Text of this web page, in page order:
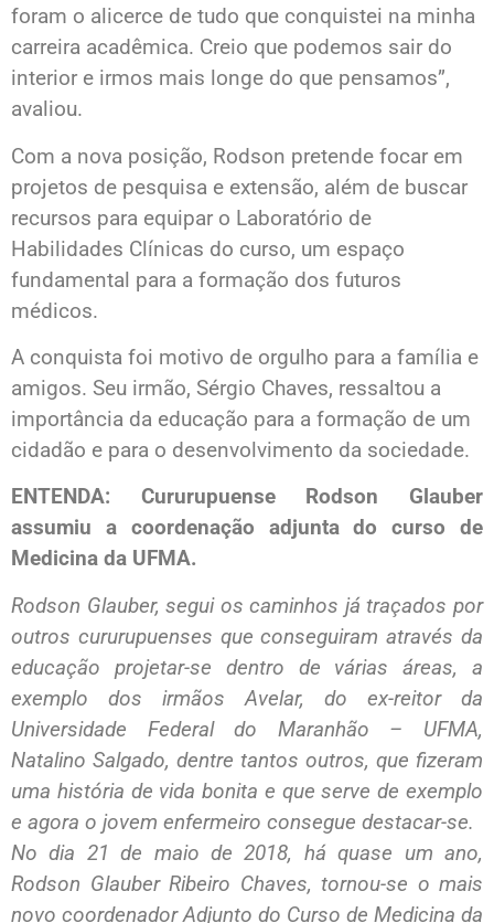
foram o alicerce de tudo que conquistei na minha
carreira acadêmica. Creio que podemos sair do
interior e irmos mais longe do que pensamos”,
avaliou.
Com a nova posição, Rodson pretende focar em
projetos de pesquisa e extensão, além de buscar
recursos para equipar o Laboratório de
Habilidades Clínicas do curso, um espaço
fundamental para a formação dos futuros
médicos.
A conquista foi motivo de orgulho para a família e
amigos. Seu irmão, Sérgio Chaves, ressaltou a
importância da educação para a formação de um
cidadão e para o desenvolvimento da sociedade.
ENTENDA: Cururupuense Rodson Glauber
assumiu a coordenação adjunta do curso de
Medicina da UFMA.
Rodson Glauber, segui os caminhos já traçados por
outros cururupuenses que conseguiram através da
educação projetar-se dentro de várias áreas, a
exemplo dos irmãos Avelar, do ex-reitor da
Universidade Federal do Maranhão – UFMA,
Natalino Salgado, dentre tantos outros, que fizeram
uma história de vida bonita e que serve de exemplo
e agora o jovem enfermeiro consegue destacar-se.
No dia 21 de maio de 2018, há quase um ano,
Rodson Glauber Ribeiro Chaves, tornou-se o mais
novo coordenador Adjunto do Curso de Medicina da